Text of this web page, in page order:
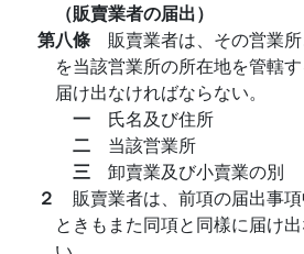
（販賣業者の届出）
第八條 販賣業者は、その営業
を当該営業所の所在地を管轄
届け出なければならない。
一 氏名及び住所
二 当該営業所
三 卸賣業及び小賣業の別
２ 販賣業者は、前項の届出事
ときもまた同項と同樣に届け